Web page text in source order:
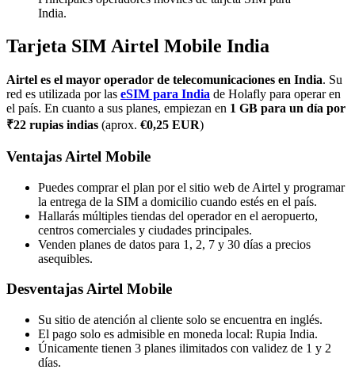
India.
Tarjeta SIM Airtel Mobile India
Airtel es el mayor operador de telecomunicaciones en India. Su
red es utilizada por las eSIM para India de Holafly para operar en
el país. En cuanto a sus planes, empiezan en 1 GB para un día por
₹22 rupias indias (aprox. €0,25 EUR)
Ventajas Airtel Mobile
Puedes comprar el plan por el sitio web de Airtel y programar
la entrega de la SIM a domicilio cuando estés en el país.
Hallarás múltiples tiendas del operador en el aeropuerto,
centros comerciales y ciudades principales.
Venden planes de datos para 1, 2, 7 y 30 días a precios
asequibles.
Desventajas Airtel Mobile
Su sitio de atención al cliente solo se encuentra en inglés.
El pago solo es admisible en moneda local: Rupia India.
Únicamente tienen 3 planes ilimitados con validez de 1 y 2
días.